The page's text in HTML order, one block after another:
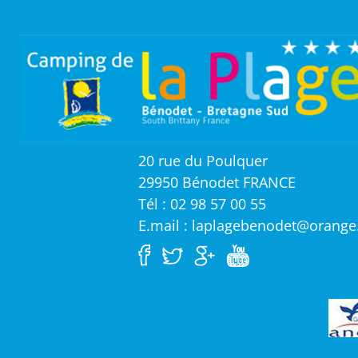
20 rue du Poulquer
29950 Bénodet FRANCE
Tél : 02 98 57 00 55
E.mail :